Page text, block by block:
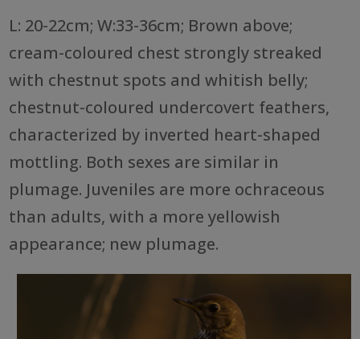
L: 20-22cm; W:33-36cm; Brown above;
cream-coloured chest strongly streaked
with chestnut spots and whitish belly;
chestnut-coloured undercovert feathers,
characterized by inverted heart-shaped
mottling. Both sexes are similar in
plumage. Juveniles are more ochraceous
than adults, with a more yellowish
appearance; new plumage.